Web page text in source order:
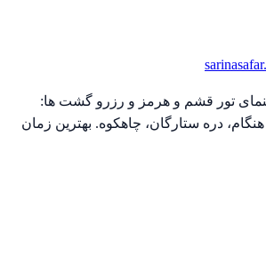
تور قشم و هرمز و رزرو گشت ها:
دره ستارگان، چاهکوه. بهترین زمان